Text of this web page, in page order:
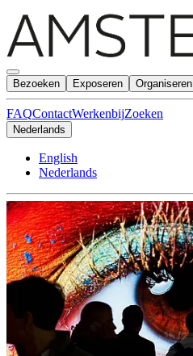
Bezoeken Exposeren Organiseren
FAQContactWerkenbijZoeken
Nederlands
English
Nederlands